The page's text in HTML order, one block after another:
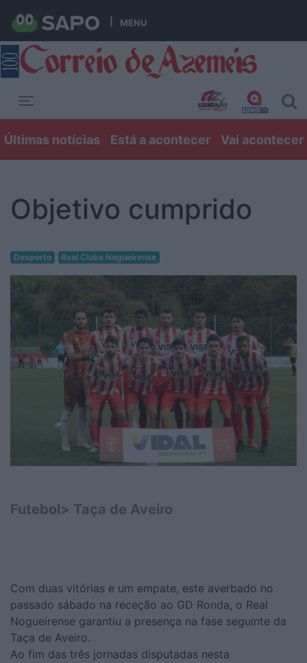
MENU
Últimas notícias Está a acontecer Vai acontecer
Objetivo cumprido
Desporto Real Clube Nogueirense
Futebol> Taça de Aveiro
Com duas vitórias e um empate, este averbado no
passado sábado na receção ao GD Ronda, o Real
Nogueirense garantiu a presença na fase seguinte da
Taça de Aveiro.
Ao fim das três jornadas disputadas nesta